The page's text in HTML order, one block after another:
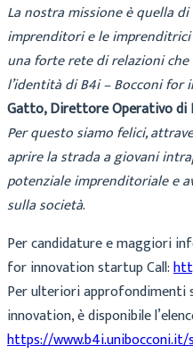
La nostra missione è quella
imprenditori e le
una forte rete di relazioni
l’identità di B4i – Bocconi for
Gatto, Direttore Operativo di
Per questo siamo felici,
aprire la strada a giovani
potenziale imprenditoriale e
sulla società.
Per candidature e maggiori
for innovation startup Call:
Per ulteriori approfondimenti
innovation, è disponibile
https://